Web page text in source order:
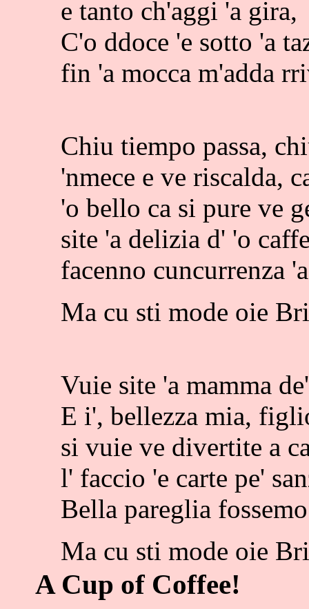
e tanto ch'aggi 'a gira,
C'o ddoce 'e sotto 'a
fin 'a mocca m'adda
Chiu tiempo passa,
'nmece e ve riscalda,
'o bello ca si pure ve
site 'a delizia d' 'o
facenno cuncurrenza
Ma cu sti mode oie
Vuie site 'a mamma
E i', bellezza mia,
si vuie ve divertite a
l' faccio 'e carte pe'
Bella pareglia
Ma cu sti mode oie
A Cup of Coffee!